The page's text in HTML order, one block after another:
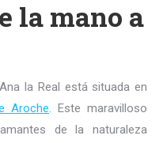
la mano a
la Real está situada en
Aroche. Este maravilloso
de la naturaleza